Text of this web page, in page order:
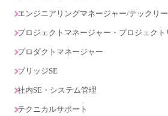
エンジニアリングマネージャー/テックリ
プロジェクトマネージャー・プロジェクト
プロダクトマネージャー
ブリッジSE
社内SE・システム管理
テクニカルサポート